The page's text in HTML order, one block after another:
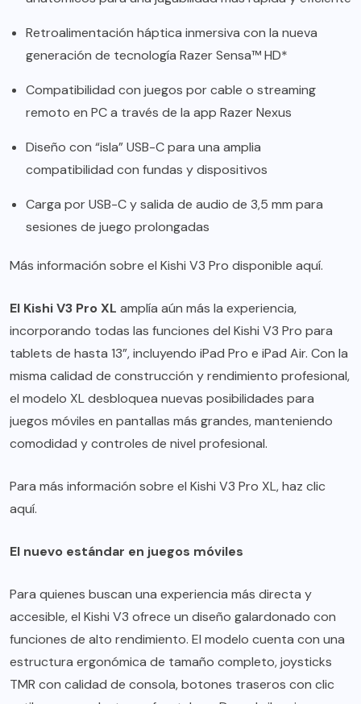
Retroalimentación háptica inmersiva con la nueva
generación de tecnología Razer Sensa™ HD*
Compatibilidad con juegos por cable o streaming
remoto en PC a través de la app Razer Nexus
Diseño con “isla” USB-C para una amplia
compatibilidad con fundas y dispositivos
Carga por USB-C y salida de audio de 3,5 mm para
sesiones de juego prolongadas
Más información sobre el Kishi V3 Pro disponible aquí.
El Kishi V3 Pro XL amplía aún más la experiencia,
incorporando todas las funciones del Kishi V3 Pro para
tablets de hasta 13”, incluyendo iPad Pro e iPad Air. Con la
misma calidad de construcción y rendimiento profesional,
el modelo XL desbloquea nuevas posibilidades para
juegos móviles en pantallas más grandes, manteniendo
comodidad y controles de nivel profesional.
Para más información sobre el Kishi V3 Pro XL, haz clic
aquí.
El nuevo estándar en juegos móviles
Para quienes buscan una experiencia más directa y
accesible, el Kishi V3 ofrece un diseño galardonado con
funciones de alto rendimiento. El modelo cuenta con una
estructura ergonómica de tamaño completo, joysticks
TMR con calidad de consola, botones traseros con clic